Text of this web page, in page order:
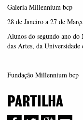
Galeria Millennium bcp
28 de Janeiro a 27 de
Alunos do segundo ano
das Artes, da Universidade
Fundação Millennium bcp
PARTILHA